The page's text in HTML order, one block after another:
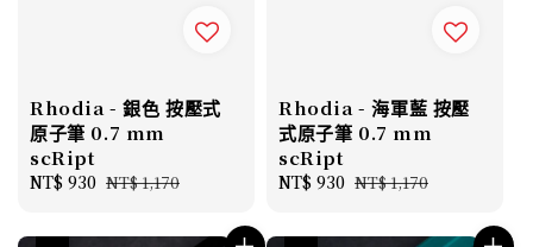
Rhodia - 銀色 按壓式
原子筆 0.7 mm
scRipt
Sale
NT$ 930 Regular
NT$ 1,170
Rhodia - 海軍藍 按壓
式原子筆 0.7 mm
scRipt
Sale
NT$ 930 Regular
NT$ 1,170